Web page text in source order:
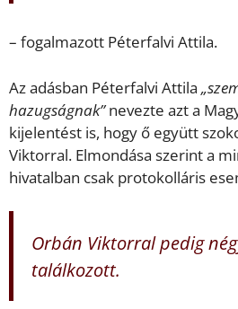
– fogalmazott Péterfalvi Attila.
Az adásban Péterfalvi Attila
hazugságnak”nevezte azt a
kijelentést is, hogy ő együtt
Viktorral. Elmondása szerint a
hivatalban csak protokolláris
Orbán Viktorral pedig
találkozott.